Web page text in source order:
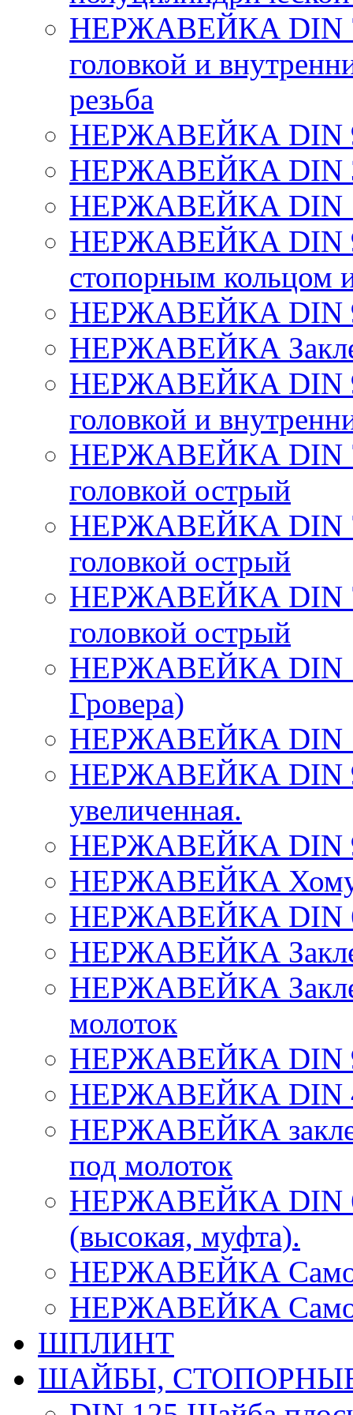
НЕРЖАВЕЙКА DIN
головкой и
резьба
НЕРЖАВЕЙКА DIN
НЕРЖАВЕЙКА DIN
НЕРЖАВЕЙКА DIN
НЕРЖАВЕЙКА DIN
стопорным кольцом
НЕРЖАВЕЙКА DIN
НЕРЖАВЕЙКА
НЕРЖАВЕЙКА DIN
головкой и
НЕРЖАВЕЙКА DIN
головкой острый
НЕРЖАВЕЙКА DIN
головкой острый
НЕРЖАВЕЙКА DIN
головкой острый
НЕРЖАВЕЙКА DIN
Гровера)
НЕРЖАВЕЙКА DIN
НЕРЖАВЕЙКА DIN
увеличенная.
НЕРЖАВЕЙКА DIN
НЕРЖАВЕЙКА
НЕРЖАВЕЙКА DIN
НЕРЖАВЕЙКА
НЕРЖАВЕЙКА
молоток
НЕРЖАВЕЙКА DIN
НЕРЖАВЕЙКА DIN
НЕРЖАВЕЙКА
под молоток
НЕРЖАВЕЙКА DIN
(высокая, муфта).
НЕРЖАВЕЙКА
НЕРЖАВЕЙКА
ШПЛИНТ
ШАЙБЫ,